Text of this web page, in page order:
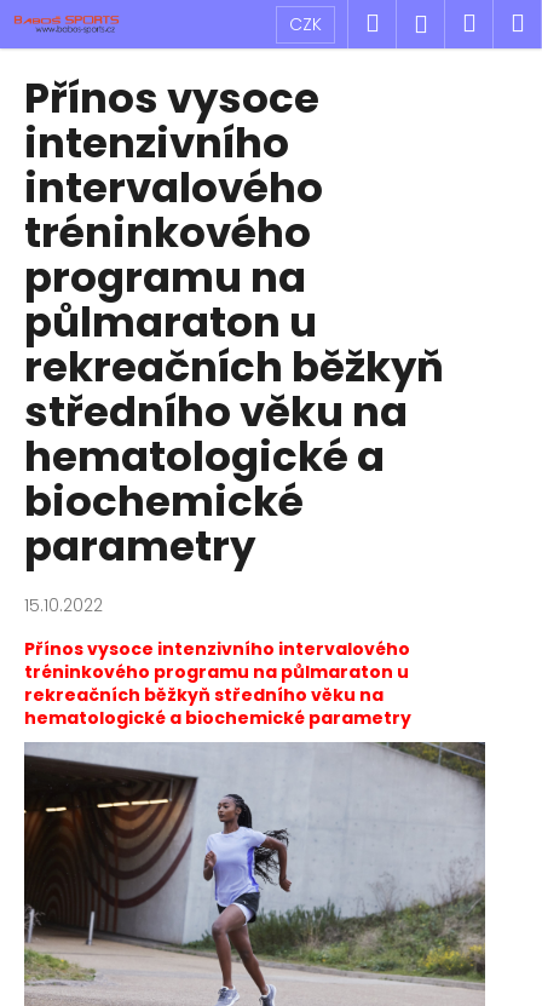
Přejít
obsah
CZK Hledat
Přínos vysoce
intenzivního
intervalového
tréninkového
programu na
půlmaraton u
rekreačních běžkyň
středního věku na
hematologické a
biochemické
parametry
15.10.2022
Přínos vysoce intenzivního intervalového
tréninkového programu na půlmaraton u
rekreačních běžkyň středního věku na
hematologické a biochemické parametry
K
o
C
o
p
o
t
ř
e
b
u
j
e
t
e
n
a
j
í
t
?
HLEDAT
D
o
p